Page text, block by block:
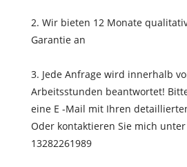
2. Wir bieten 12 Monate
Garantie an
3. Jede Anfrage wird innerhalb
Arbeitsstunden beantwortet!
eine E -Mail mit Ihren
Oder kontaktieren Sie mich
13282261989